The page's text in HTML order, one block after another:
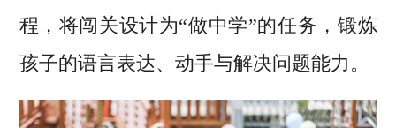
程，将闯关设计为“做中学”的任务，锻炼
孩子的语言表达、动手与解决问题能力。